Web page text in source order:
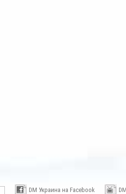
DM Украина на Facebook